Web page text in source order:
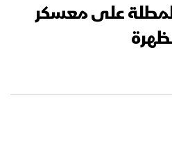
خوار و ال 12 المطلة على معسكر